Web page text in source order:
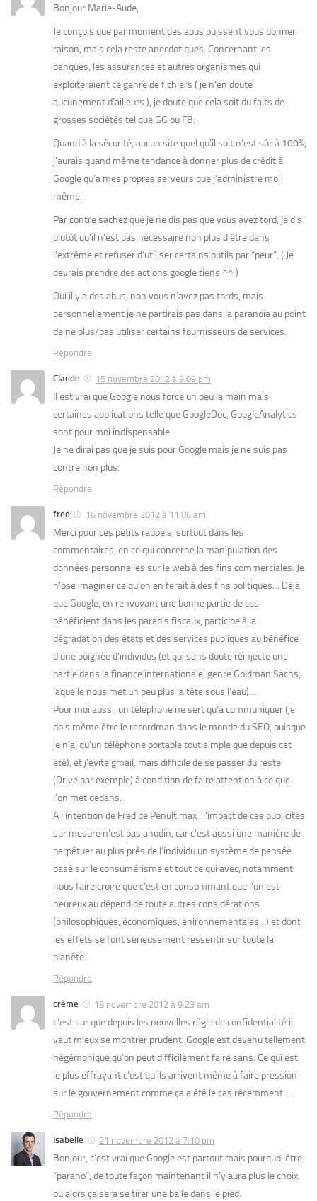
Bonjour Marie-Aude,
Je conçois que par moment des abus puissent vous donner
raison, mais cela reste anecdotiques. Concernant les
banques, les assurances et autres organismes qui
exploiteraient ce genre de fichiers ( je n’en doute
aucunement d’ailleurs ), je doute que cela soit du faits de
grosses sociétés tel que GG ou FB.
Quand à la sécurité, aucun site quel qu’il soit n’est sûr à 100%,
j’aurais quand même tendance à donner plus de crédit à
Google qu’a mes propres serveurs que j’administre moi
même.
Par contre sachez que je ne dis pas que vous avez tord, je dis
plutôt qu’il n’est pas nécessaire non plus d’être dans
l’extrême et refuser d’utiliser certains outils par “peur”. ( Je
devrais prendre des actions google tiens ^^ )
Oui il y a des abus, non vous n’avez pas tords, mais
personnellement je ne partirais pas dans la paranoïa au point
de ne plus/pas utiliser certains fournisseurs de services.
Répondre
Claude 15 novembre 2012 à 9:09 pm
Il est vrai que Google nous force un peu la main mais
certaines applications telle que GoogleDoc, GoogleAnalytics
sont pour moi indispensable.
Je ne dirai pas que je suis pour Google mais je ne suis pas
contre non plus.
Répondre
fred 16 novembre 2012 à 11:06 am
Merci pour ces petits rappels, surtout dans les
commentaires, en ce qui concerne la manipulation des
données personnelles sur le web à des fins commerciales. Je
n’ose imaginer ce qu’on en ferait à des fins politiques… Déjà
que Google, en renvoyant une bonne partie de ces
bénéficient dans les paradis fiscaux, participe à la
dégradation des états et des services publiques au bénéfice
d’une poignée d’individus (et qui sans doute réinjecte une
partie dans la finance internationale, genre Goldman Sachs,
laquelle nous met un peu plus la tête sous l’eau)…
Pour moi aussi, un téléphone ne sert qu’à communiquer (je
dois même être le recordman dans le monde du SEO, puisque
je n’ai qu’un téléphone portable tout simple que depuis cet
été), et j’évite gmail, mais difficile de se passer du reste
(Drive par exemple) à condition de faire attention à ce que
l’on met dedans.
A l’intention de Fred de Pénultimax : l’impact de ces publicités
sur mesure n’est pas anodin, car c’est aussi une manière de
perpétuer au plus près de l’individu un système de pensée
basé sur le consumérisme et tout ce qui avec, notamment
nous faire croire que c’est en consommant que l’on est
heureux au dépend de toute autres considérations
(philosophiques, économiques, enironnementales…) et dont
les effets se font sérieusement ressentir sur toute la
planète.
Répondre
crème 19 novembre 2012 à 9:23 am
c’est sur que depuis les nouvelles règle de confidentialité il
vaut mieux se montrer prudent. Google est devenu tellement
hégémonique qu’on peut difficilement faire sans. Ce qui est
le plus effrayant c’est qu’ils arrivent même à faire pression
sur le gouvernement comme ça a été le cas récemment…
Répondre
Isabelle 21 novembre 2012 à 7:10 pm
Bonjour, c’est vrai que Google est partout mais pourquoi être
“parano”, de toute façon maintenant il n’y aura plus le choix,
ou alors ça sera se tirer une balle dans le pied.